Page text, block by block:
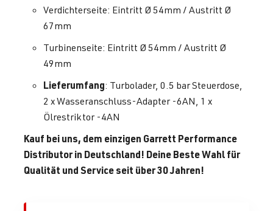
Verdichterseite: Eintritt Ø 54mm / Austritt Ø
67mm
Turbinenseite: Eintritt Ø 54mm / Austritt Ø
49mm
Lieferumfang: Turbolader, 0.5 bar Steuerdose,
2 x Wasseranschluss-Adapter -6AN, 1 x
Ölrestriktor -4AN
Kauf bei uns, dem einzigen Garrett Performance
Distributor in Deutschland! Deine Beste Wahl für
Qualität und Service seit über 30 Jahren!